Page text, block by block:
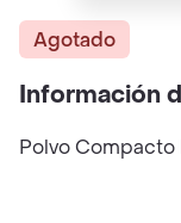
Agotado
Información
Polvo